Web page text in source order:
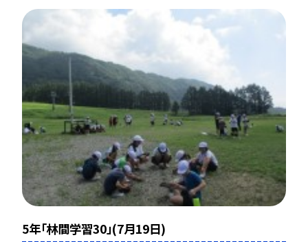
5年「林間学習30」(7月19日)